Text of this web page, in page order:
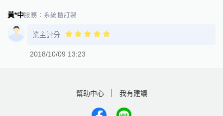
黃*中服務： 系統櫃訂製
業主評分
2018/10/09 13:23
幫助中心 我有建議